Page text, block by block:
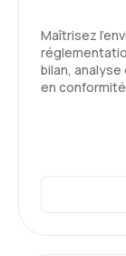
Maîtrisez
bilan,
en